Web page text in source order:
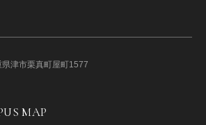
県津市栗真町屋町1577
MAP